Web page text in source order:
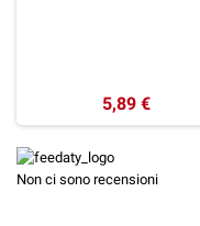
5,89 €
Non ci sono recensioni